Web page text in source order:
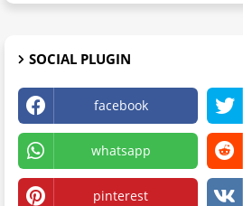
SOCIAL PLUGIN
facebook
whatsapp
pinterest